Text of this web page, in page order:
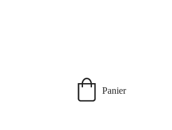
Panier